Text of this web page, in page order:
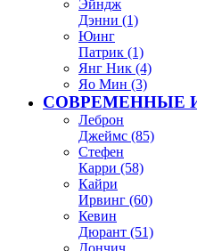
Эйндж
Дэнни (1)
Юинг
Патрик (1)
Янг Ник (4)
Яо Мин (3)
СОВРЕМЕННЫЕ
Леброн
Джеймс (85)
Стефен
Карри (58)
Кайри
Ирвинг (60)
Кевин
Дюрант (51)
Дончич